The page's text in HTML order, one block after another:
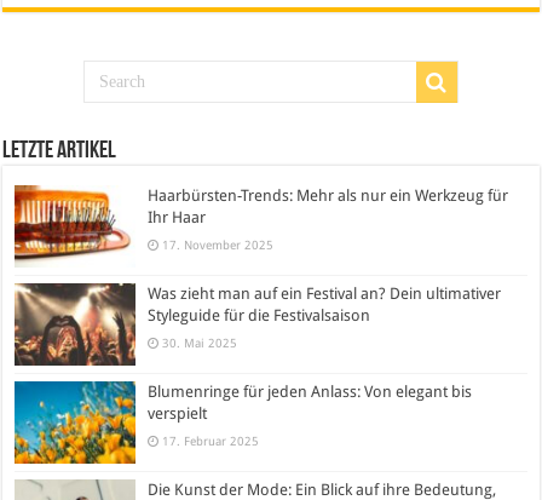
Letzte Artikel
Haarbürsten-Trends: Mehr als nur ein Werkzeug für
Ihr Haar
17. November 2025
Was zieht man auf ein Festival an? Dein ultimativer
Styleguide für die Festivalsaison
30. Mai 2025
Blumenringe für jeden Anlass: Von elegant bis
verspielt
17. Februar 2025
Die Kunst der Mode: Ein Blick auf ihre Bedeutung,